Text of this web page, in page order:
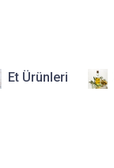
Et Ürünleri